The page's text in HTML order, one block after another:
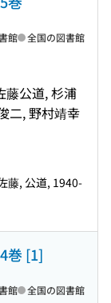
藤公道, 杉浦
二, 野村靖幸
館 全国の図書館
藤, 公道, 1940-
巻 [1]
館 全国の図書館